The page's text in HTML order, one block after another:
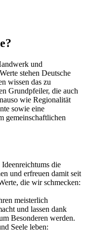
und
stehen Deutsche
wissen das zu
Grundpfeiler, die auch
wie Regionalität
sowie eine
gemeinschaftlichen
die
und erfreuen damit seit
die wir schmecken:
meisterlich
und lassen dank
Besonderen werden.
Seele leben: